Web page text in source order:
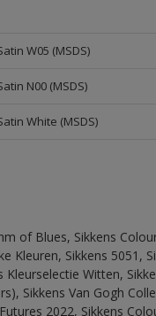
W05 (MSDS)
N00 (MSDS)
White (MSDS)
of Blues, Sikkens
Kleuren, Sikkens 5051,
Kleurselectie Witten,
Sikkens Van Gogh
2022, Sikkens